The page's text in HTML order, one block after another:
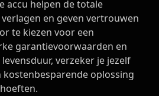
accu helpen de totale
en geven vertrouwen
te kiezen voor een
garantievoorwaarden en
verzeker je jezelf
kostenbesparende oplossing